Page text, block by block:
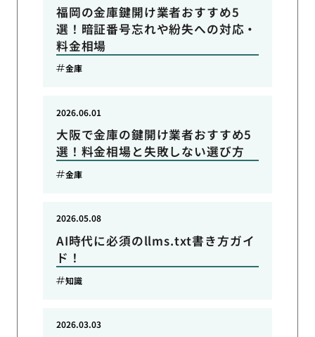
福岡の金庫鍵開け業者おすすめ5
選！暗証番号忘れや紛失への対応・
料金相場
金庫
大阪で金庫の鍵開け業者おすすめ5
選！料金相場と失敗しない選び方
2026.06.01
金庫
AI時代に必須のllms.txt書き方ガイ
ド！
2026.05.08
知識
2026.03.03